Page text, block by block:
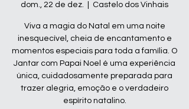
dom., 22 de dez. Castelo dos Vinhais
Viva a magia do Natal em uma noite
inesquecível, cheia de encantamento e
momentos especiais para toda a família. O
Jantar com Papai Noel é uma experiência
única, cuidadosamente preparada para
trazer alegria, emoção e o verdadeiro
espírito natalino.